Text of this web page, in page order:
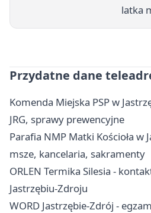
latka
Przydatne dane
Komenda Miejska PSP w
JRG, sprawy prewencyjne
Parafia NMP Matki Kościoła w
msze, kancelaria, sakramenty
ORLEN Termika Silesia -
Jastrzębiu-Zdroju
WORD Jastrzębie-Zdrój -